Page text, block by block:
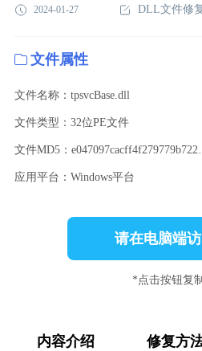
2024-01-27 DLL文件修
文件属性
文件名称：tpsvcBase.dll
文件类型：32位PE文件
文件MD5
应用平台：Windows平台
请在电脑端
*点击按钮复
内容介绍 修复方